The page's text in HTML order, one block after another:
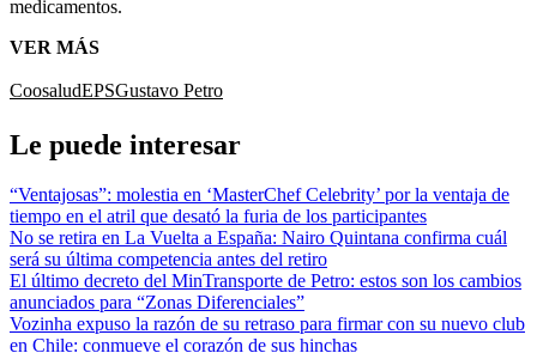
medicamentos.
VER MÁS
CoosaludEPSGustavo Petro
Le puede interesar
“Ventajosas”: molestia en ‘MasterChef Celebrity’ por la ventaja de
tiempo en el atril que desató la furia de los participantes
No se retira en La Vuelta a España: Nairo Quintana confirma cuál
será su última competencia antes del retiro
El último decreto del MinTransporte de Petro: estos son los cambios
anunciados para “Zonas Diferenciales”
Vozinha expuso la razón de su retraso para firmar con su nuevo club
en Chile: conmueve el corazón de sus hinchas